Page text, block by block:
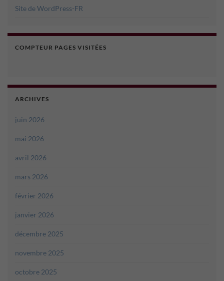
Site de WordPress-FR
COMPTEUR PAGES VISITÉES
ARCHIVES
juin 2026
mai 2026
avril 2026
mars 2026
février 2026
janvier 2026
décembre 2025
novembre 2025
octobre 2025